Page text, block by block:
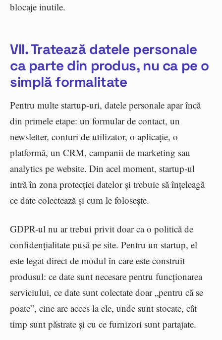
blocaje inutile.
VII. Tratează datele personale
ca parte din produs, nu ca pe o
simplă formalitate
Pentru multe startup-uri, datele personale apar încă
din primele etape: un formular de contact, un
newsletter, conturi de utilizator, o aplicație, o
platformă, un CRM, campanii de marketing sau
analytics pe website. Din acel moment, startup-ul
intră în zona protecției datelor și trebuie să înțeleagă
ce date colectează și cum le folosește.
GDPR-ul nu ar trebui privit doar ca o politică de
confidențialitate pusă pe site. Pentru un startup, el
este legat direct de modul în care este construit
produsul: ce date sunt necesare pentru funcționarea
serviciului, ce date sunt colectate doar „pentru că se
poate”, cine are acces la ele, unde sunt stocate, cât
timp sunt păstrate și cu ce furnizori sunt partajate.